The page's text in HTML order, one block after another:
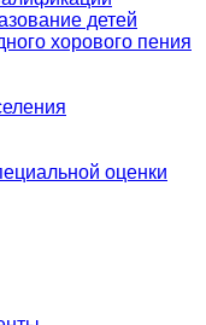
детей
хорового пения
оценки